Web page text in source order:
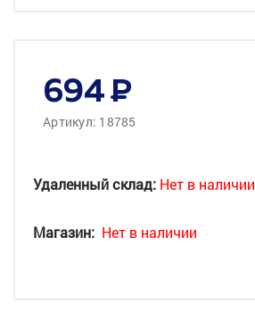
694
Артикул: 18785
Удаленный склад: Нет в наличии
Магазин: Нет в наличии